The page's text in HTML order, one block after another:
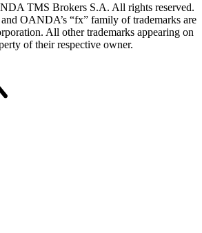
TMS Brokers S.A. All rights reserved.
OANDA’s “fx” family of trademarks are
All other trademarks appearing on
of their respective owner.